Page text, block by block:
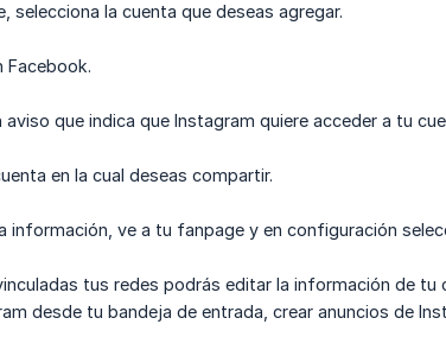
selecciona la cuenta que deseas agregar.
Facebook.
aviso que indica que Instagram quiere acceder a tu
en la cual deseas compartir.
información, ve a tu fanpage y en configuración
tus redes podrás editar la información de
desde tu bandeja de entrada, crear anuncios de